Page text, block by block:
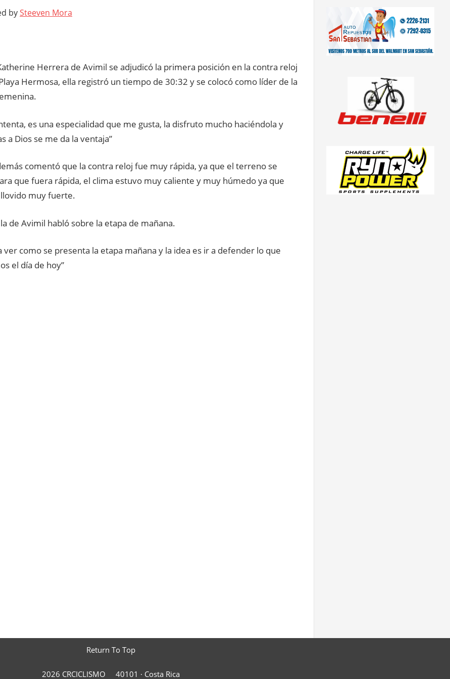
bySteeven Mora
Herrera de Avimil se adjudicó la primera posición en la contra reloj
Hermosa, ella registró un tiempo de 30:32 y se colocó como líder de la
es una especialidad que me gusta, la disfruto mucho haciéndola y
a Dios se me da la ventaja”
comentó que la contra reloj fue muy rápida, ya que el terreno se
que fuera rápida, el clima estuvo muy caliente y muy húmedo ya que
muy fuerte.
de Avimil habló sobre la etapa de mañana.
ver como se presenta la etapa mañana y la idea es ir a defender lo que
el día de hoy”
Return To Top
2026 CRCICLISMO 40101 · Costa Rica